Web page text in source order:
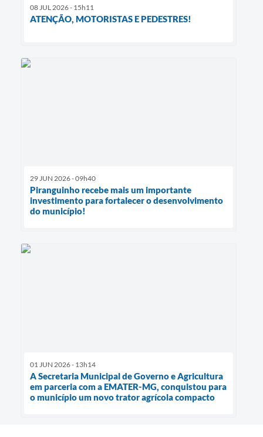
08 JUL 2026 - 15h11
ATENÇÃO, MOTORISTAS E PEDESTRES!
29 JUN 2026 - 09h40
Piranguinho recebe mais um importante
investimento para fortalecer o desenvolvimento
do município!
01 JUN 2026 - 13h14
A Secretaria Municipal de Governo e Agricultura
em parceria com a EMATER-MG, conquistou para
o município um novo trator agrícola compacto